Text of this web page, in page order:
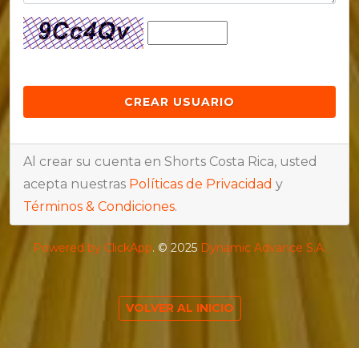
Al crear su cuenta en Shorts Costa Rica, usted
acepta nuestras Políticas de Privacidad y
Términos & Condiciones.
Powered by ClickApp. © 2025 Dynamic Advance S.A.
VOLVER AL INICIO